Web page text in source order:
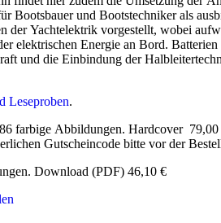
Bootsbauer und Bootstechniker als
der Yachtelektrik vorgestellt, wobei
elektrischen Energie an Bord.
und die Einbindung der
Leseproben.
farbige Abbildungen. Hardcover
Gutscheincode bitte vor der
Download (PDF) 46,10 €